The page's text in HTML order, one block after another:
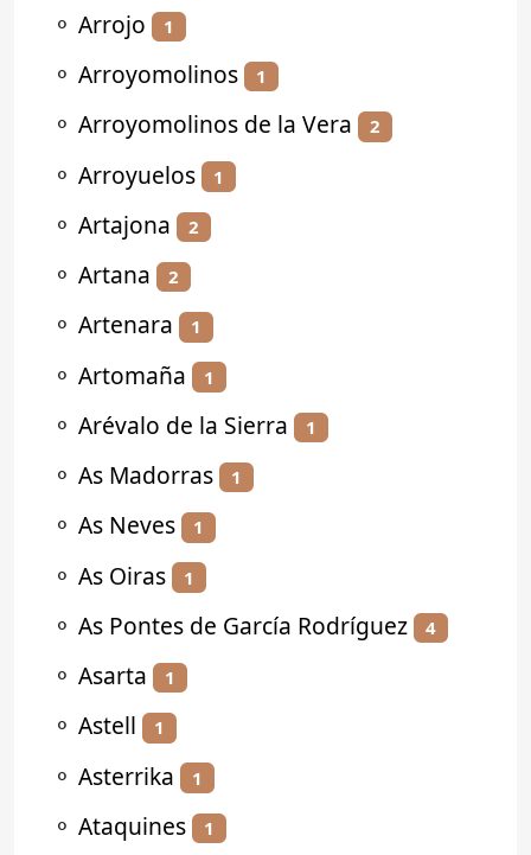
⚬ Arrojo 1
⚬ Arroyomolinos 1
⚬ Arroyomolinos de la Vera 2
⚬ Arroyuelos 1
⚬ Artajona 2
⚬ Artana 2
⚬ Artenara 1
⚬ Artomaña 1
⚬ Arévalo de la Sierra 1
⚬ As Madorras 1
⚬ As Neves 1
⚬ As Oiras 1
⚬ As Pontes de García Rodríguez 4
⚬ Asarta 1
⚬ Astell 1
⚬ Asterrika 1
⚬ Ataquines 1